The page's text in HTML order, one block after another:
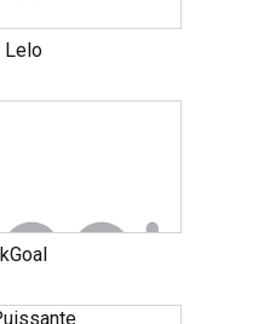
Lelo
kGoal